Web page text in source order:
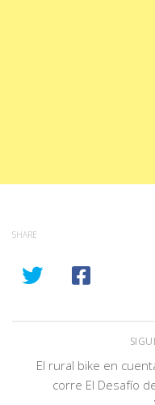
SHARE
El rural bike en
corre El Desafío